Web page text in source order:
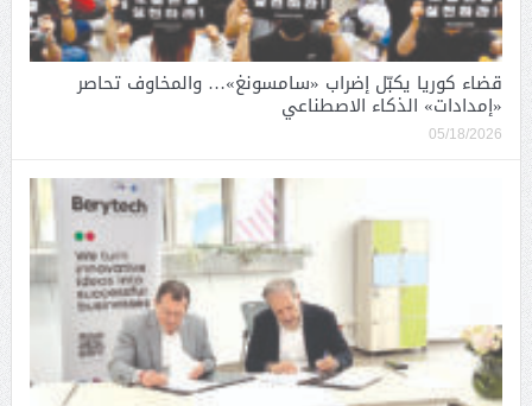
قضاء كوريا يكبّل إضراب «سامسونغ»… والمخاوف تحاصر
«إمدادات» الذكاء الاصطناعي
05/18/2026